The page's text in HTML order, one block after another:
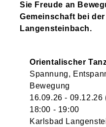
Sie Freude an
Gemeinschaft bei
Langensteinbach.
Orientalischer
Spannung,
Bewegung
16.09.26 - 09.12.26
18:00 - 19:00
Karlsbad